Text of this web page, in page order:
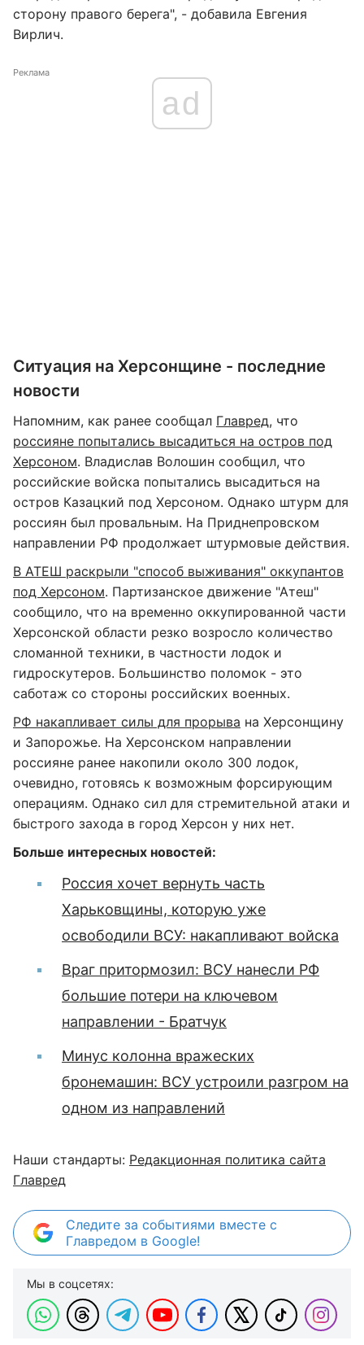
сторону правого берега", - добавила Евгения
Вирлич.
Реклама
ad
Ситуация на Херсонщине - последние
новости
Напомним, как ранее сообщал Главред, что
россияне попытались высадиться на остров под
Херсоном. Владислав Волошин сообщил, что
российские войска попытались высадиться на
остров Казацкий под Херсоном. Однако штурм для
россиян был провальным. На Приднепровском
направлении РФ продолжает штурмовые действия.
В АТЕШ раскрыли "способ выживания" оккупантов
под Херсоном. Партизанское движение "Атеш"
сообщило, что на временно оккупированной части
Херсонской области резко возросло количество
сломанной техники, в частности лодок и
гидроскутеров. Большинство поломок - это
саботаж со стороны российских военных.
РФ накапливает силы для прорыва на Херсонщину
и Запорожье. На Херсонском направлении
россияне ранее накопили около 300 лодок,
очевидно, готовясь к возможным форсирующим
операциям. Однако сил для стремительной атаки и
быстрого захода в город Херсон у них нет.
Больше интересных новостей:
Россия хочет вернуть часть
Харьковщины, которую уже
освободили ВСУ: накапливают войска
Враг притормозил: ВСУ нанесли РФ
большие потери на ключевом
направлении - Братчук
Минус колонна вражеских
бронемашин: ВСУ устроили разгром на
одном из направлений
Наши стандарты: Редакционная политика сайта
Главред
Следите за событиями вместе с
Главредом в Google!
Мы в соцсетях: